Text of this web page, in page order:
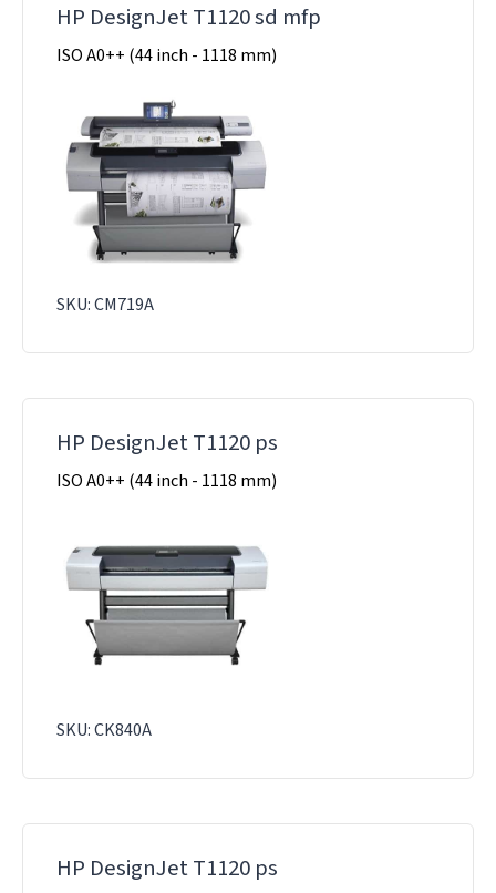
HP DesignJet T1120 sd mfp
ISO A0++ (44 inch - 1118 mm)
SKU: CM719A
HP DesignJet T1120 ps
ISO A0++ (44 inch - 1118 mm)
SKU: CK840A
HP DesignJet T1120 ps